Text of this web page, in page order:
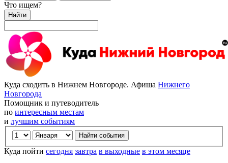
Что ищем?
Найти
Куда сходить в Нижнем Новгороде. Афиша Нижнего
Новгорода
Помощник и путеводитель
по интересным местам
и лучшим событиям
Куда пойти сегодня завтра в выходные в этом месяце